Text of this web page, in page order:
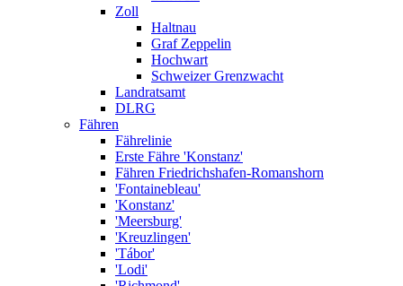
Zoll
Haltnau
Graf Zeppelin
Hochwart
Schweizer Grenzwacht
Landratsamt
DLRG
Fähren
Fährelinie
Erste Fähre 'Konstanz'
Fähren Friedrichshafen-Romanshorn
'Fontainebleau'
'Konstanz'
'Meersburg'
'Kreuzlingen'
'Tábor'
'Lodi'